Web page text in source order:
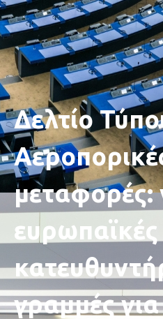
Δελτίο
μεταφορές:
ευρωπαϊκές
γραμμές